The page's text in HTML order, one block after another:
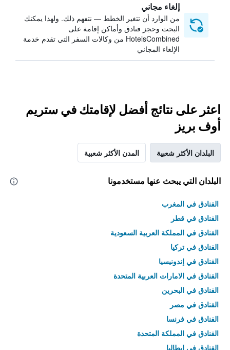
إلغاء مجاني
من الوارد أن تتغير الخطط — نتفهم ذلك. ولهذا يمكنك
البحث وحجز فنادق وأماكن إقامة على
HotelsCombined من وكالات السفر التي تقدم خدمة
الإلغاء المجاني
اعثر على نتائج أفضل لإقامتك في ستريم
أوف بريز
البلدان الأكثر شعبية المدن الأكثر شعبية
البلدان التي يبحث عنها مستخدمونا
الفنادق في المغرب
الفنادق في قطر
الفنادق في المملكة العربية السعودية
الفنادق في تركيا
الفنادق في إندونيسيا
الفنادق في الامارات العربية المتحدة
الفنادق في البحرين
الفنادق في مصر
الفنادق في فرنسا
الفنادق في المملكة المتحدة
الفنادق في إيطاليا